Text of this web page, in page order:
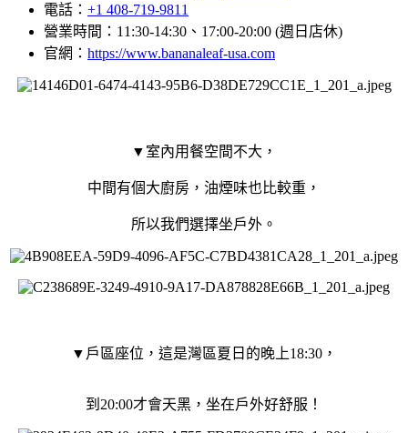
電話： +1 408-719-9811
營業時間：11:30-14:30、17:00-20:00 (週日店休)
官網： https://www.bananaleaf-usa.com
▼室內用餐空間不大，
中間有個大廚房，油煙味也比較重，
所以我們選擇坐戶外。
▼戶區座位，這是灣區夏日的晚上18:30，
到20:00才會天黑，坐在戶外好舒服！